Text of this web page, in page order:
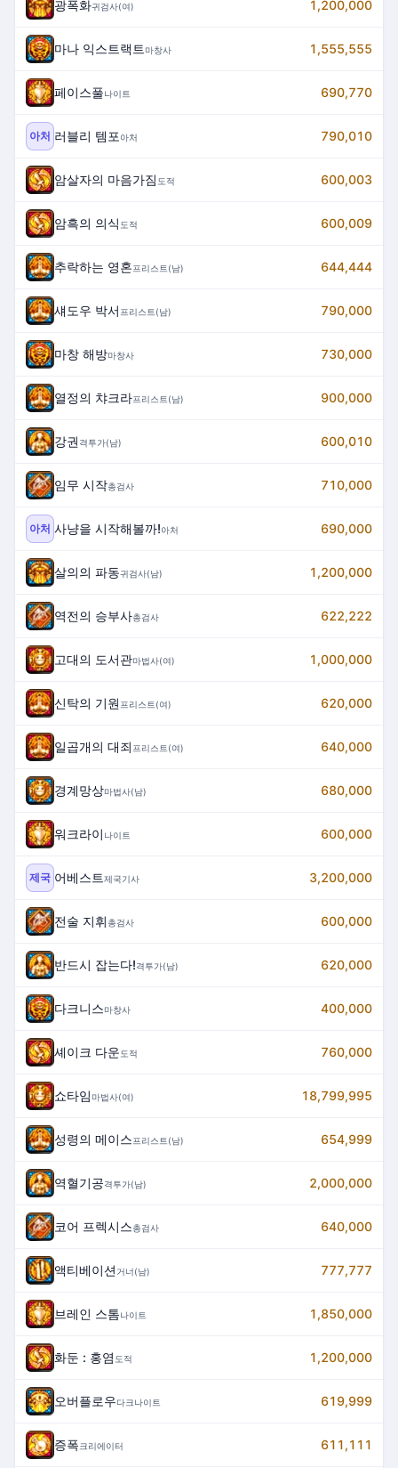
광폭화귀검사(여) 1,200,000
마나 익스트랙트 마창사 1,555,555
페이스풀나이트 690,770
아처 러블리 템포 아처 790,010
암살자의 마음가짐 도적 600,003
암흑의 의식 도적 600,009
추락하는 영혼프리스트(남) 644,444
섀도우 박서 프리스트(남) 790,000
마창 해방마창사 730,000
열정의 챠크라프리스트(남) 900,000
강권 격투가(남) 600,010
임무 시작총검사 710,000
아처 사냥을 시작해볼까!아처 690,000
살의의 파동귀검사(남) 1,200,000
역전의 승부사총검사 622,222
고대의 도서관마법사(여) 1,000,000
신탁의 기원 프리스트(여) 620,000
일곱개의 대죄 프리스트(여) 640,000
경계망상마법사(남) 680,000
워크라이 나이트 600,000
제국 어베스트제국기사 3,200,000
전술 지휘총검사 600,000
반드시 잡는다!격투가(남) 620,000
다크니스마창사 400,000
셰이크 다운도적 760,000
쇼타임 마법사(여) 18,799,995
성령의 메이스프리스트(남) 654,999
역혈기공격투가(남) 2,000,000
코어 프렉시스총검사 640,000
액티베이션 거너(남) 777,777
브레인 스톰나이트 1,850,000
화둔 : 홍염 도적 1,200,000
오버플로우다크나이트 619,999
증폭크리에이터 611,111